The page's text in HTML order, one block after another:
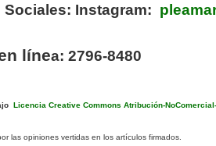
Sociales: Instagram:
línea: 2796-8480
Licencia Creative Commons Atribución-
las opiniones vertidas en los artículos firmados.